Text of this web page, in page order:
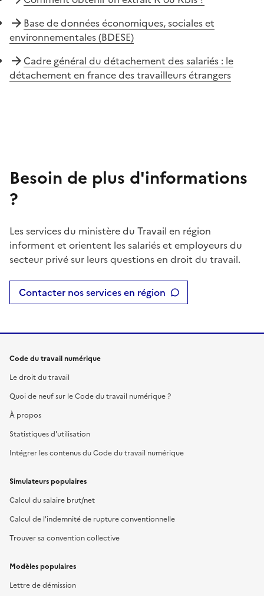
Base de données économiques, sociales et
environnementales (BDESE)
Cadre général du détachement des salariés : le
détachement en france des travailleurs étrangers
Besoin de plus d'informations
?
Les services du ministère du Travail en région
informent et orientent les salariés et employeurs du
secteur privé sur leurs questions en droit du travail.
Contacter nos services en région
Code du travail numérique
Le droit du travail
Quoi de neuf sur le Code du travail numérique ?
À propos
Statistiques d'utilisation
Intégrer les contenus du Code du travail numérique
Simulateurs populaires
Calcul du salaire brut/net
Calcul de l'indemnité de rupture conventionnelle
Trouver sa convention collective
Modèles populaires
Lettre de démission